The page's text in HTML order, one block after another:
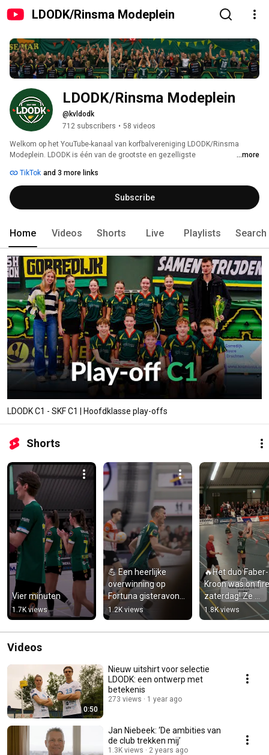
LDODK/Rinsma Modeplein
LDODK/Rinsma Modeplein
@kvldodk
712 subscribers • 58 videos
Welkom op het YouTube-kanaal van korfbalvereniging LDODK/Rinsma
Modeplein. LDODK is één van de grootste en gezelligste
...more
TikTok and 3 more links
Subscribe
Home Videos Shorts Live Playlists Search
LDODK C1 - SKF C1 | Hoofdklasse play-offs
Shorts
Vier minuten
1.7K views
💪 Een heerlijke
overwinning op
Fortuna gisteravond!
In een hoogstaand
duel werd het 20-25.
1.2K views
🔥Het duo Faber-
Kroon was on fire
zaterdag! Ze
maakten 10 van
15 LDODK-goals
de eerste helft.
1.8K views
Videos
0:50
Nieuw uitshirt voor selectie
LDODK: een ontwerp met
betekenis
273 views 1 year ago
Jan Niebeek: ‘De ambities van
de club trekken mij’
1.3K views 2 years ago